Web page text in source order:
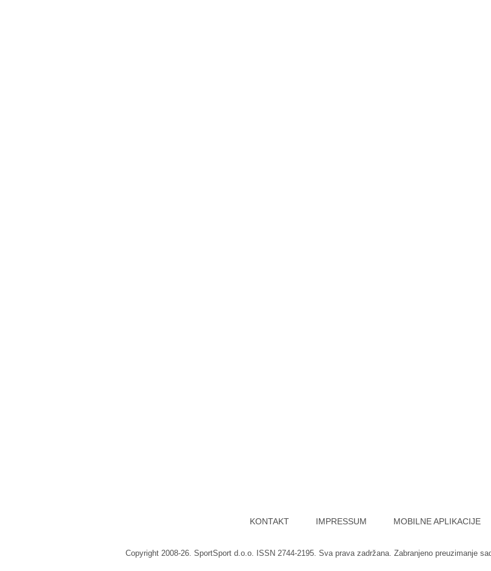
KONTAKT IMPRESSUM MOBILNE APLIKACIJE
Copyright 2008-26. SportSport d.o.o. ISSN 2744-2195. Sva prava zadržana. Zabranjeno preuzimanje